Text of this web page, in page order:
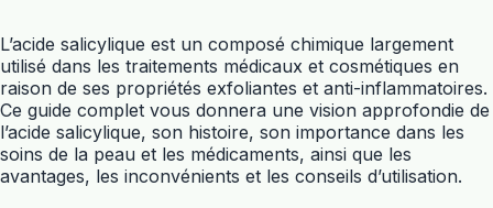
L’acide salicylique est un composé chimique largement
utilisé dans les traitements médicaux et cosmétiques en
raison de ses propriétés exfoliantes et anti-inflammatoires.
Ce guide complet vous donnera une vision approfondie de
l’acide salicylique, son histoire, son importance dans les
soins de la peau et les médicaments, ainsi que les
avantages, les inconvénients et les conseils d’utilisation.